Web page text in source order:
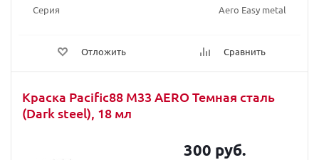
Серия
Aero Easy metal
Отложить Сравнить
Краска Pacific88 M33 AERO Темная сталь
(Dark steel), 18 мл
300 руб.